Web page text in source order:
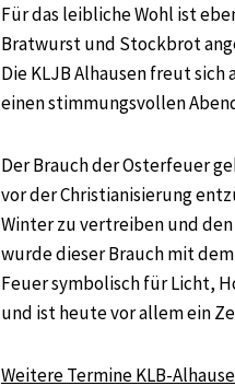
Für das leibliche Wohl ist
Bratwurst und Stockbrot
Die KLJB Alhausen freut
einen stimmungsvollen
Der Brauch der Osterfeuer
vor der Christianisierung
Winter zu vertreiben und
wurde dieser Brauch mit
Feuer symbolisch für Licht,
und ist heute vor allem ein
Weitere Termine KLB-